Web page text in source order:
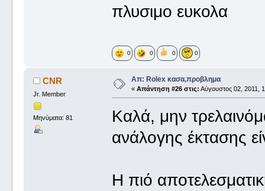
πλυσιμο ευκολα
0 0 0 0
CNR
Jr. Member
Μηνύματα: 81
Απ: Rolex κασα,προβλημα
« Απάντηση #26 στις: Αύγουστος 02, 2011,
Καλά, μην
ανάλογης έκτασης
Η πιό